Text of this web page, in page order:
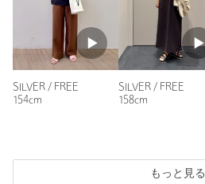
SILVER / FREE
154cm
SILVER / FREE
158cm
もっと見る